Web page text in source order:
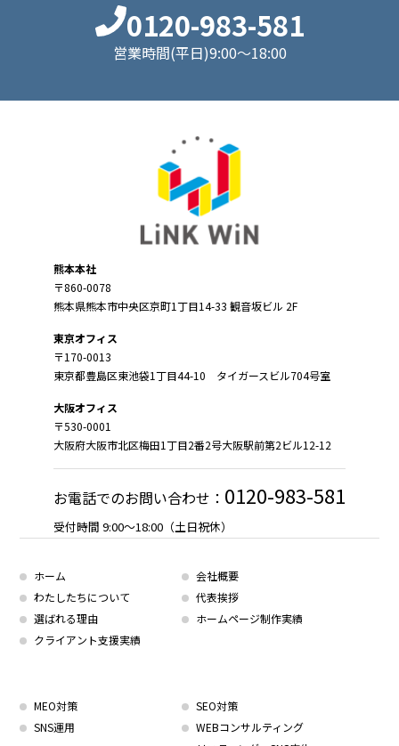
0120-983-581
営業時間(平日)9:00～18:00
熊本本社
〒860-0078
熊本県熊本市中央区京町1丁目14-33 観音坂ビル 2F
東京オフィス
〒170-0013
東京都豊島区東池袋1丁目44-10 タイガースビル704号室
大阪オフィス
〒530-0001
大阪府大阪市北区梅田1丁目2番2号大阪駅前第2ビル12-12
お電話でのお問い合わせ： 0120-983-581
受付時間 9:00～18:00（土日祝休）
ホーム
会社概要
わたしたちについて
代表挨拶
選ばれる理由
ホームページ制作実績
クライアント支援実績
MEO対策
SEO対策
SNS運用
WEBコンサルティング